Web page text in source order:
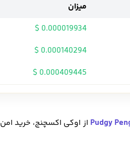
میزان
0.000019934 $
0.000140294 $
0.000409445 $
Pudgy